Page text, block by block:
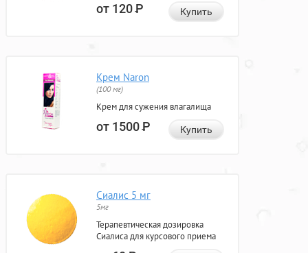
от 120Р Купить
Крем Naron
(100 мг)
Крем для сужения влагалища
от 1500Р Купить
Сиалис 5 мг
5мг
Терапевтическая дозировка
Сиалиса для курсового приема